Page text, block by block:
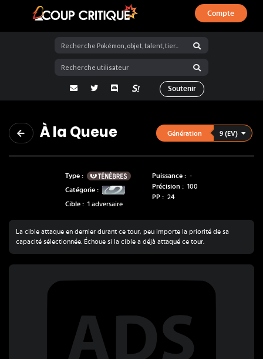
Coup Critique
Compte
adresse email
Twitter Discord La Salty Room sur Pokémon
Soutenir
À la Queue Génération 9 (EV)
Type : Ténèbres
Catégorie :
Cible : 1 adversaire
Puissance : -
Précision : 100
PP : 24
La cible attaque en dernier durant ce tour, peu importe la priorité de sa
capacité sélectionnée. Échoue si la cible a déjà attaqué ce tour.